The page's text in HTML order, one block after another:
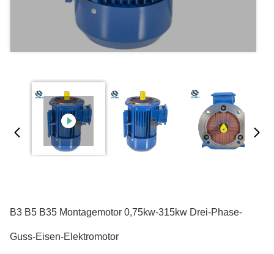
B3 B5 B35 Montagemotor 0,75kw-315kw Drei-Phase-
Guss-Eisen-Elektromotor